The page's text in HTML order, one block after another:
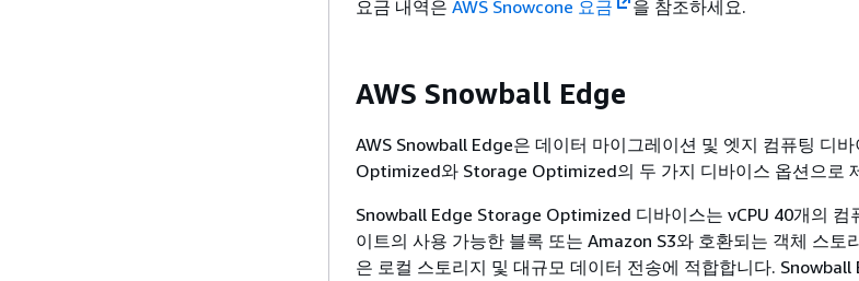
요금 내역은 AWS Snowcone 요금 을 참조하세요.
AWS Snowball Edge
AWS Snowball Edge은 데이터 마이그레이션 및 엣지 컴퓨팅 디
Optimized와 Storage Optimized의 두 가지 디바이스 옵션으로
Snowball Edge Storage Optimized 디바이스는 vCPU 40개의 컴
이트의 사용 가능한 블록 또는 Amazon S3와 호환되는 객체 스토
은 로컬 스토리지 및 대규모 데이터 전송에 적합합니다.